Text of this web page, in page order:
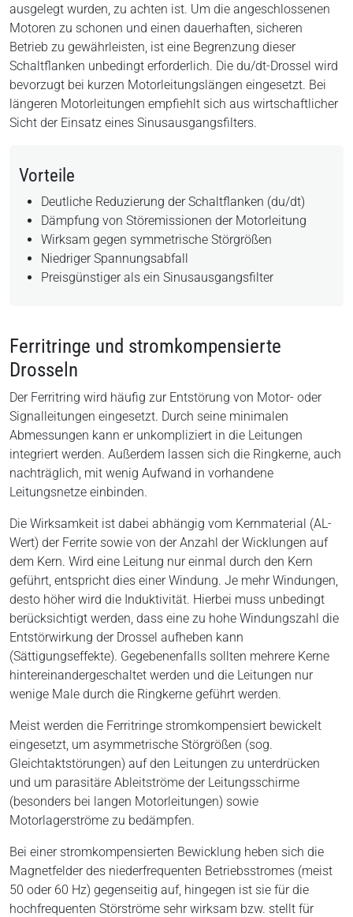
ausgelegt wurden, zu achten ist. Um die angeschlossenen
Motoren zu schonen und einen dauerhaften, sicheren
Betrieb zu gewährleisten, ist eine Begrenzung dieser
Schaltflanken unbedingt erforderlich. Die du/dt-Drossel wird
bevorzugt bei kurzen Motorleitungslängen eingesetzt. Bei
längeren Motorleitungen empfiehlt sich aus wirtschaftlicher
Sicht der Einsatz eines Sinusausgangsfilters.
Vorteile
Deutliche Reduzierung der Schaltflanken (du/dt)
Dämpfung von Störemissionen der Motorleitung
Wirksam gegen symmetrische Störgrößen
Niedriger Spannungsabfall
Preisgünstiger als ein Sinusausgangsfilter
Ferritringe und stromkompensierte
Drosseln
Der Ferritring wird häufig zur Entstörung von Motor- oder
Signalleitungen eingesetzt. Durch seine minimalen
Abmessungen kann er unkompliziert in die Leitungen
integriert werden. Außerdem lassen sich die Ringkerne, auch
nachträglich, mit wenig Aufwand in vorhandene
Leitungsnetze einbinden.
Die Wirksamkeit ist dabei abhängig vom Kernmaterial (AL-
Wert) der Ferrite sowie von der Anzahl der Wicklungen auf
dem Kern. Wird eine Leitung nur einmal durch den Kern
geführt, entspricht dies einer Windung. Je mehr Windungen,
desto höher wird die Induktivität. Hierbei muss unbedingt
berücksichtigt werden, dass eine zu hohe Windungszahl die
Entstörwirkung der Drossel aufheben kann
(Sättigungseffekte). Gegebenenfalls sollten mehrere Kerne
hintereinandergeschaltet werden und die Leitungen nur
wenige Male durch die Ringkerne geführt werden.
Meist werden die Ferritringe stromkompensiert bewickelt
eingesetzt, um asymmetrische Störgrößen (sog.
Gleichtaktstörungen) auf den Leitungen zu unterdrücken
und um parasitäre Ableitströme der Leitungsschirme
(besonders bei langen Motorleitungen) sowie
Motorlagerströme zu bedämpfen.
Bei einer stromkompensierten Bewicklung heben sich die
Magnetfelder des niederfrequenten Betriebsstromes (meist
50 oder 60 Hz) gegenseitig auf, hingegen ist sie für die
hochfrequenten Störströme sehr wirksam bzw. stellt für